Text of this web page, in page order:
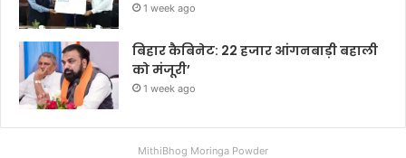
1 week ago
बिहार कैबिनेट: 22 हजार आंगनबाड़ी बहाली
को मंजूरी’
1 week ago
MithiBhog Moringa Powder